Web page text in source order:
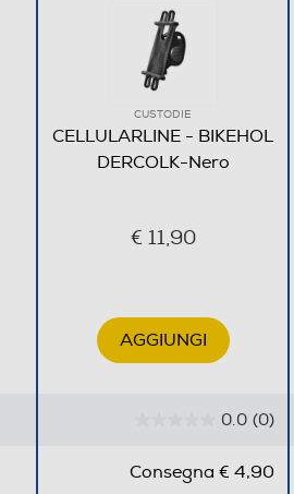
CUSTODIE
CELLULARLINE - BIKEHOL
DERCOLK-Nero
€ 11,90
AGGIUNGI
0.0 (0)
Consegna € 4,90